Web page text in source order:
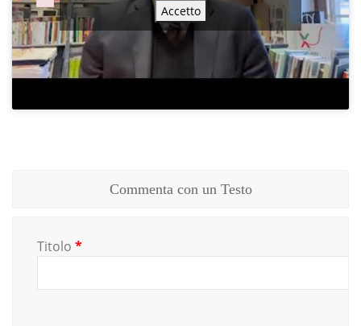
Accetto
Commenta con un Testo
Titolo *
Failed to initialize plugin: wplink
Failed to initialize plugin: wplink